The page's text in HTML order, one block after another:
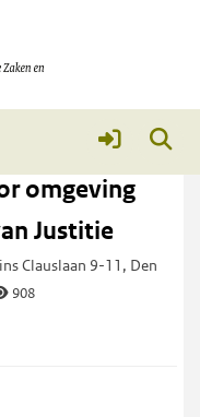
omgeving
Justitie
Clauslaan 9-11, Den
908